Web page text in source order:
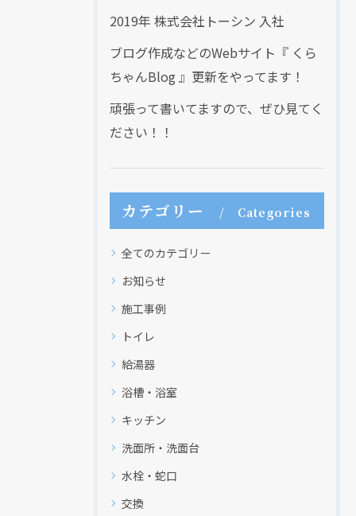
2019年 株式会社トーシン 入社
ブログ作成などのWebサイト『 くら
ちゃんBlog 』更新をやってます！
頑張って書いてますので、ぜひ見てく
ださい！！
カテゴリー Categories
全てのカテゴリー
お知らせ
施工事例
トイレ
給湯器
浴槽・浴室
キッチン
洗面所・洗面台
水栓・蛇口
交換